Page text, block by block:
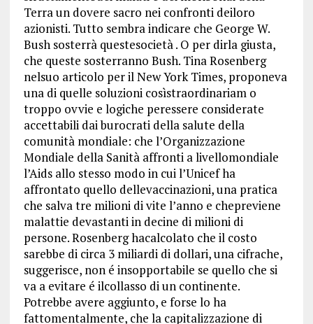
Terra un dovere sacro nei confronti deiloro
azionisti. Tutto sembra indicare che George W.
Bush sosterrà questesocietà . O per dirla giusta,
che queste sosterranno Bush. Tina Rosenberg
nelsuo articolo per il New York Times, proponeva
una di quelle soluzioni cosìstraordinariam o
troppo ovvie e logiche peressere considerate
accettabili dai burocrati della salute della
comunità mondiale: che l’Organizzazione
Mondiale della Sanità affronti a livellomondiale
l’Aids allo stesso modo in cui l’Unicef ha
affrontato quello dellevaccinazioni, una pratica
che salva tre milioni di vite l’anno e chepreviene
malattie devastanti in decine di milioni di
persone. Rosenberg hacalcolato che il costo
sarebbe di circa 3 miliardi di dollari, una cifrache,
suggerisce, non é insopportabile se quello che si
va a evitare é ilcollasso di un continente.
Potrebbe avere aggiunto, e forse lo ha
fattomentalmente, che la capitalizzazione di